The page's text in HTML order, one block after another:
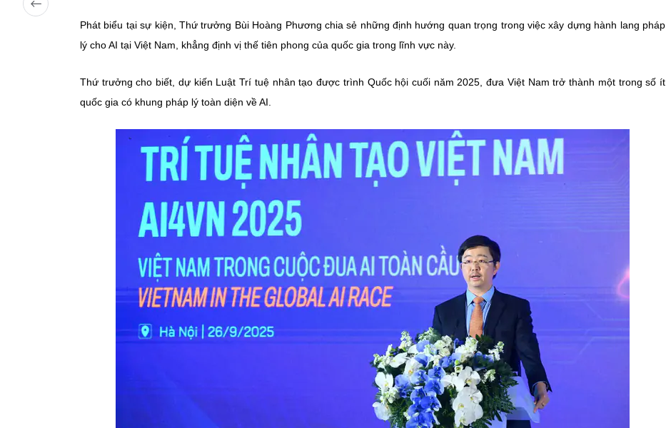
Phát biểu tại sự kiện, Thứ trưởng Bùi Hoàng Phương chia sẻ những định hướng quan trọng trong việc xây dựng hành lang pháp
lý cho AI tại Việt Nam, khẳng định vị thế tiên phong của quốc gia trong lĩnh vực này.
Thứ trưởng cho biết, dự kiến Luật Trí tuệ nhân tạo được trình Quốc hội cuối năm 2025, đưa Việt Nam trở thành một trong số ít
quốc gia có khung pháp lý toàn diện về AI.